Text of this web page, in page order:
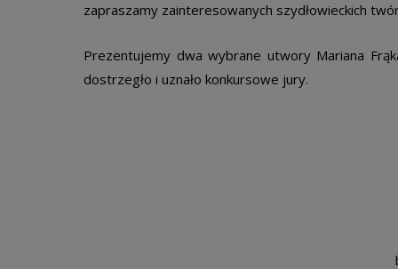
zapraszamy zainteresowanych szydłowieckich
Prezentujemy dwa wybrane utwory Mariana
dostrzegło i uznało konkursowe jury.